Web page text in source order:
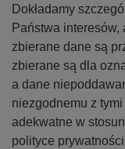
Dokładamy
Państwa
zbierane dane są
zbierane są dla
a dane
niezgodnemu z
adekwatne w
polityce